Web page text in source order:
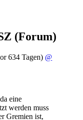
(Forum)
634 Tagen) @
eine
werden muss
Gremien ist,